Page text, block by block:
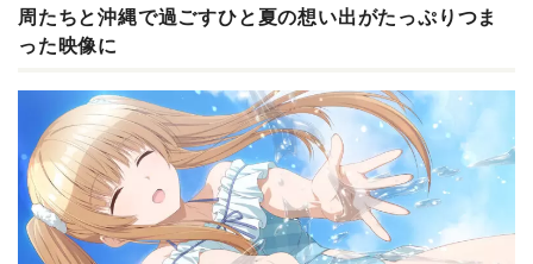
周たちと沖縄で過ごすひと夏の想い出がたっぷりつま
った映像に